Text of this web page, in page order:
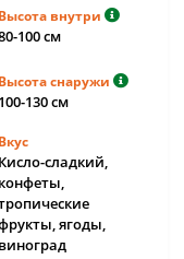
Высота внутри
100 cм
Высота снаружи
100-130 cм
Вкус
Кисло-сладкий,
конфеты,
ягоды,
виноград